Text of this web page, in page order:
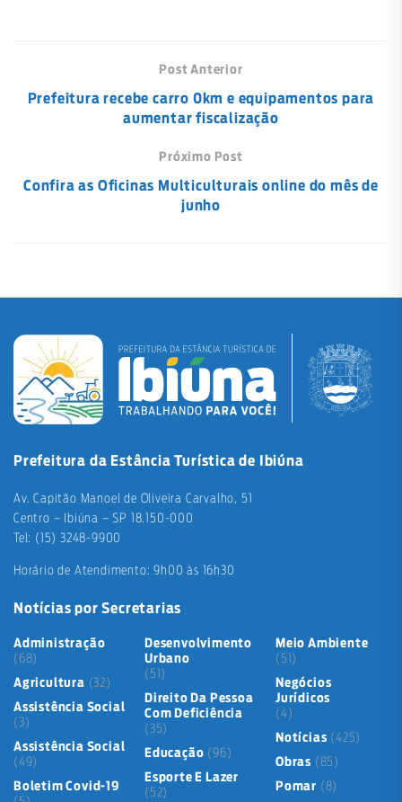
Post Anterior
Prefeitura recebe carro 0km e equipamentos para
aumentar fiscalização
Próximo Post
Confira as Oficinas Multiculturais online do mês de
junho
Prefeitura da Estância Turística de Ibiúna
Av. Capitão Manoel de Oliveira Carvalho, 51
Centro – Ibiúna – SP 18.150-000
Tel: (15) 3248-9900
Horário de Atendimento: 9h00 às 16h30
Notícias por Secretarias
Administração
(68)
Agricultura (32)
Assistência Social
(3)
Assistência Social
(49)
Boletim Covid-19
Desenvolvimento
Urbano
(51)
Direito Da Pessoa
Com Deficiência
(35)
Educação (96)
Esporte E Lazer
(52)
Meio Ambiente
(51)
Negócios
Jurídicos
(4)
Notícias (425)
Obras (85)
Pomar (8)